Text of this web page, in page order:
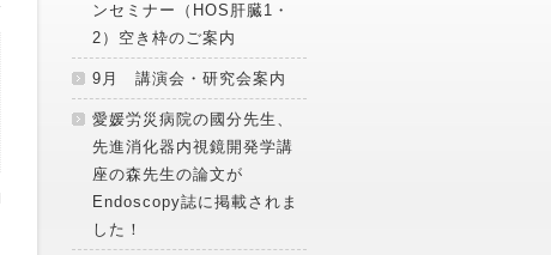
ンセミナー（HOS肝臓1・
2）空き枠のご案内
9月 講演会・研究会案内
愛媛労災病院の國分先生、
先進消化器内視鏡開発学講
座の森先生の論文が
Endoscopy誌に掲載されま
した！